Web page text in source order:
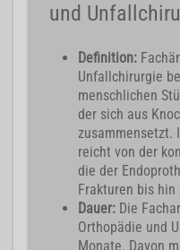
und
Definition:
Unfallchirurgie
menschlichen
der sich aus
zusammensetzt.
reicht von der
die der
Frakturen bis
Dauer: Die
Orthopädie und
Monate. Davon